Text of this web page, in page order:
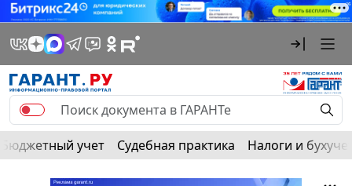
Бюджетный учет Судебная практика Налоги и